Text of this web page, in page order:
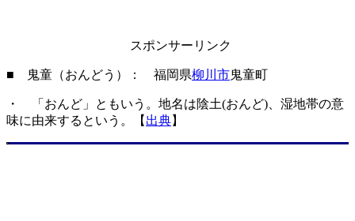
スポンサーリンク
■ 鬼童（おんどう）： 福岡県柳川市鬼童町
・ 「おんど」ともいう。地名は陰土(おんど)、湿地帯の意
味に由来するという。【 出典】